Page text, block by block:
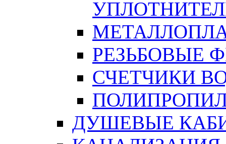
РЕЗЬБОВЫЕ
СЧЕТЧИКИ
ДУШЕВЫЕ